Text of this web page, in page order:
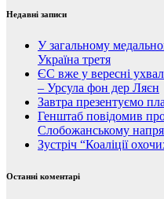
Недавні записи
У загальному
Україна третя
ЄС вже у вересні
– Урсула фон дер Ляєн
Завтра презентуємо
Генштаб повідомив
Слобожанському
Зустріч “Коаліції
Останні коментарі